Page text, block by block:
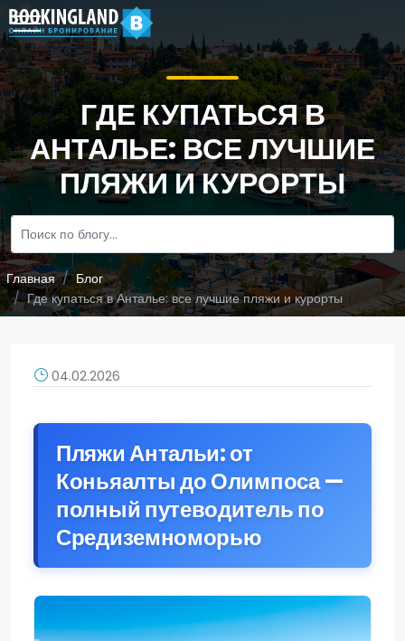
ГДЕ КУПАТЬСЯ В
АНТАЛЬЕ: ВСЕ ЛУЧШИЕ
ПЛЯЖИ И КУРОРТЫ
Главная
Блог
Где купаться в Анталье: все лучшие пляжи и курорты
04.02.2026
Пляжи Антальи: от
Коньяалты до Олимпоса —
полный путеводитель по
Средиземноморью